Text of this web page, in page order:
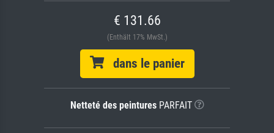
€ 131.66
(Enthält 17% MwSt.)
dans le panier
Netteté des peinturesPARFAIT